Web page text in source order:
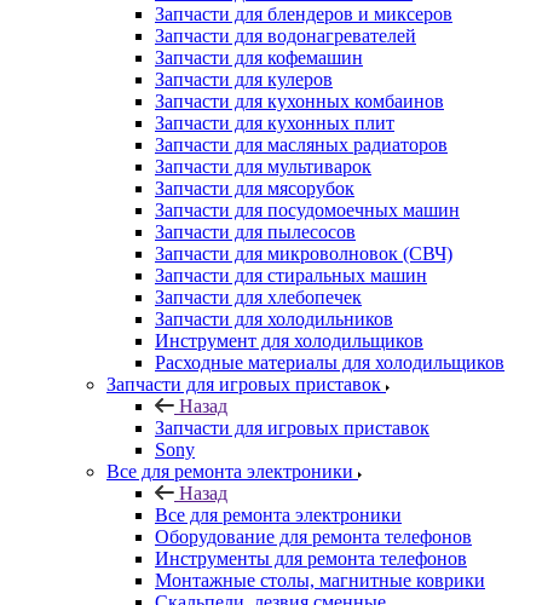
Запчасти для кулеров
Запчасти для кухонных комбаинов
Запчасти для кухонных плит
Запчасти для масляных радиаторов
Запчасти для мультиварок
Запчасти для мясорубок
Запчасти для посудомоечных машин
Запчасти для пылесосов
Запчасти для микроволновок (СВЧ)
Запчасти для стиральных машин
Запчасти для хлебопечек
Запчасти для холодильников
Инструмент для холодильщиков
Расходные материалы для холодильщиков
Запчасти для игровых приставок
Назад
Запчасти для игровых приставок
Sony
Все для ремонта электроники
Назад
Все для ремонта электроники
Оборудование для ремонта телефонов
Инструменты для ремонта телефонов
Монтажные столы, магнитные коврики
Скальпели, лезвия сменные
Системы хранения
Скотчи, изолента
Тачскрины